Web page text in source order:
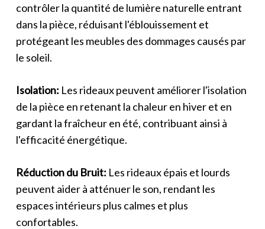
contrôler la quantité de lumière naturelle entrant
dans la pièce, réduisant l'éblouissement et
protégeant les meubles des dommages causés par
le soleil.
Isolation: Les rideaux peuvent améliorer l'isolation
de la pièce en retenant la chaleur en hiver et en
gardant la fraîcheur en été, contribuant ainsi à
l'efficacité énergétique.
Réduction du Bruit: Les rideaux épais et lourds
peuvent aider à atténuer le son, rendant les
espaces intérieurs plus calmes et plus
confortables.